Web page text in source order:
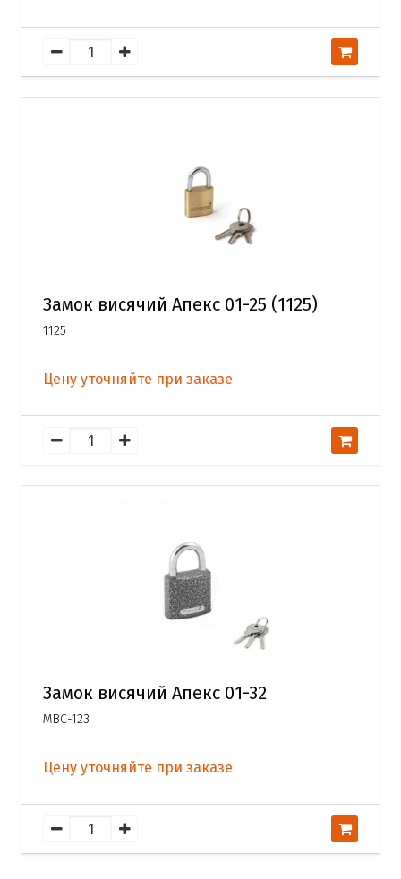
Замок висячий Апекс 01-25 (1125)
1125
Цену уточняйте при заказе
Замок висячий Апекс 01-32
МВС-123
Цену уточняйте при заказе